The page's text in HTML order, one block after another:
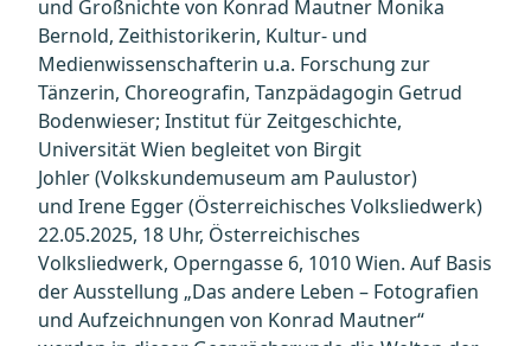
und Großnichte von Konrad Mautner Monika
Bernold, Zeithistorikerin, Kultur- und
Medienwissenschafterin u.a. Forschung zur
Tänzerin, Choreografin, Tanzpädagogin Getrud
Bodenwieser; Institut für Zeitgeschichte,
Universität Wien begleitet von Birgit
Johler (Volkskundemuseum am Paulustor)
und Irene Egger (Österreichisches Volksliedwerk)
22.05.2025, 18 Uhr, Österreichisches
Volksliedwerk, Operngasse 6, 1010 Wien. Auf Basis
der Ausstellung „Das andere Leben – Fotografien
und Aufzeichnungen von Konrad Mautner“